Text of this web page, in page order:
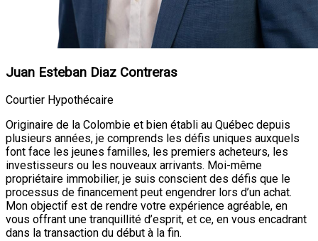
Juan Esteban Diaz Contreras
Courtier Hypothécaire
Originaire de la Colombie et bien établi au Québec depuis
plusieurs années, je comprends les défis uniques auxquels
font face les jeunes familles, les premiers acheteurs, les
investisseurs ou les nouveaux arrivants. Moi-même
propriétaire immobilier, je suis conscient des défis que le
processus de financement peut engendrer lors d’un achat.
Mon objectif est de rendre votre expérience agréable, en
vous offrant une tranquillité d’esprit, et ce, en vous encadrant
dans la transaction du début à la fin.